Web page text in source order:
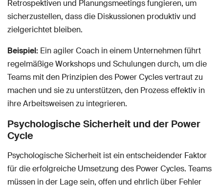
Retrospektiven und Planungsmeetings fungieren, um
sicherzustellen, dass die Diskussionen produktiv und
zielgerichtet bleiben.
Beispiel: Ein agiler Coach in einem Unternehmen führt
regelmäßige Workshops und Schulungen durch, um die
Teams mit den Prinzipien des Power Cycles vertraut zu
machen und sie zu unterstützen, den Prozess effektiv in
ihre Arbeitsweisen zu integrieren.
Psychologische Sicherheit und der Power
Cycle
Psychologische Sicherheit ist ein entscheidender Faktor
für die erfolgreiche Umsetzung des Power Cycles. Teams
müssen in der Lage sein, offen und ehrlich über Fehler